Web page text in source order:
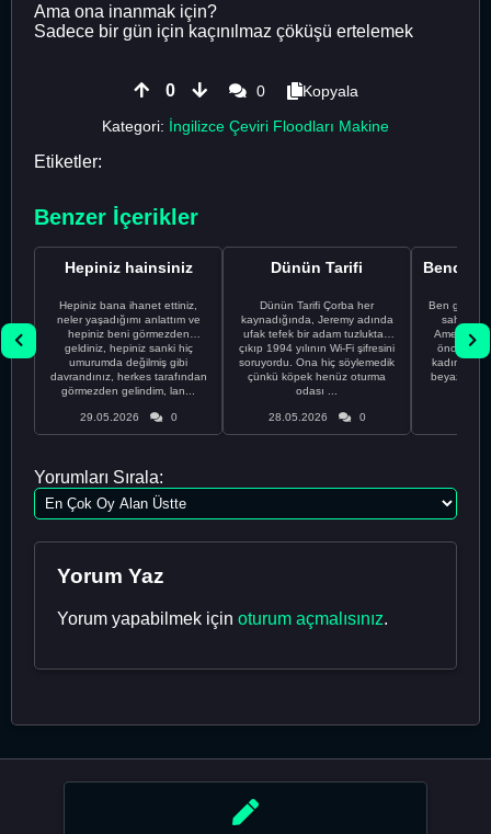
Ama ona inanmak için?
Sadece bir gün için kaçınılmaz çöküşü ertelemek
0 0
Kopyala
Kategori: İngilizce Çeviri Floodları Makine
Etiketler:
Benzer İçerikler
Hepiniz hainsiniz
Hepiniz bana ihanet ettiniz,
neler yaşadığımı anlattım ve
hepiniz beni görmezden
geldiniz, hepiniz sanki hiç
umurumda değilmiş gibi
davrandınız, herkes tarafından
görmezden gelindim, lan...
29.05.2026 0
Dünün Tarifi
Dünün Tarifi Çorba her
kaynadığında, Jeremy adında
ufak tefek bir adam tuzluktan
çıkıp 1994 yılının Wi-Fi şifresini
soruyordu. Ona hiç söylemedik
çünkü köpek henüz oturma
odası ...
28.05.2026 0
Ben gururlu
sahip
önce
kadınla
beyaz
Yorumları Sırala:
Yorum Yaz
Yorum yapabilmek için oturum açmalısınız.